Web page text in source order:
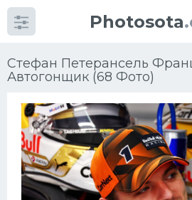
Photosota
Стефан Петерансель
Автогонщик (68 Фото)
КатегорииФото